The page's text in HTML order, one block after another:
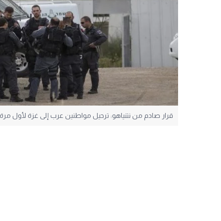
قرار صادم من نتنياهو: ترحيل مواطنين عرب إلى غزة لأول مرة